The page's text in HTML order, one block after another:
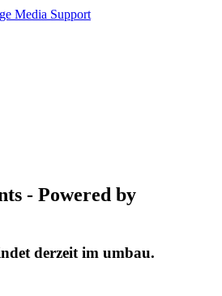
- Powered by
derzeit im umbau.